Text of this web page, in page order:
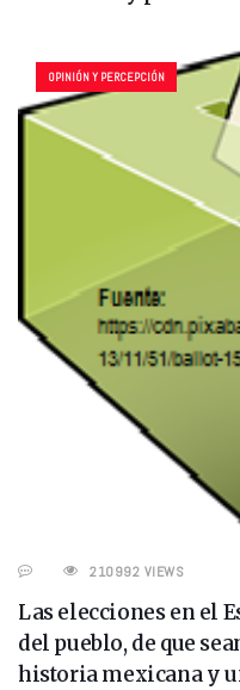
OPINIÓN Y PERCEPCIÓN
210992 VIEWS
Las elecciones en el
del pueblo, de que
historia mexicana y